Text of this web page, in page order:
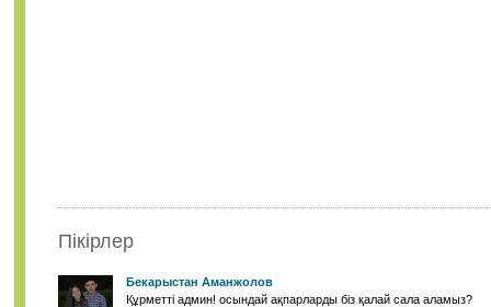
Пікірлер
Бекарыстан Аманжолов
Құрметті админ! осындай ақпарларды біз қалай сала аламыз?